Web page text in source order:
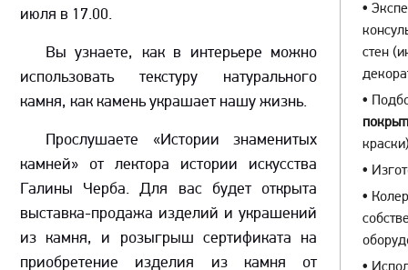
июля в 17.00.
Вы узнаете, как в интерьере можно
использовать текстуру натурального
камня, как камень украшает нашу жизнь.
Прослушаете «Истории знаменитых
камней» от лектора истории искусства
Галины Черба. Для вас будет открыта
выставка-продажа изделий и украшений
из камня, и розыгрыш сертификата на
приобретение изделия из камня от
•
стен
•
•
•